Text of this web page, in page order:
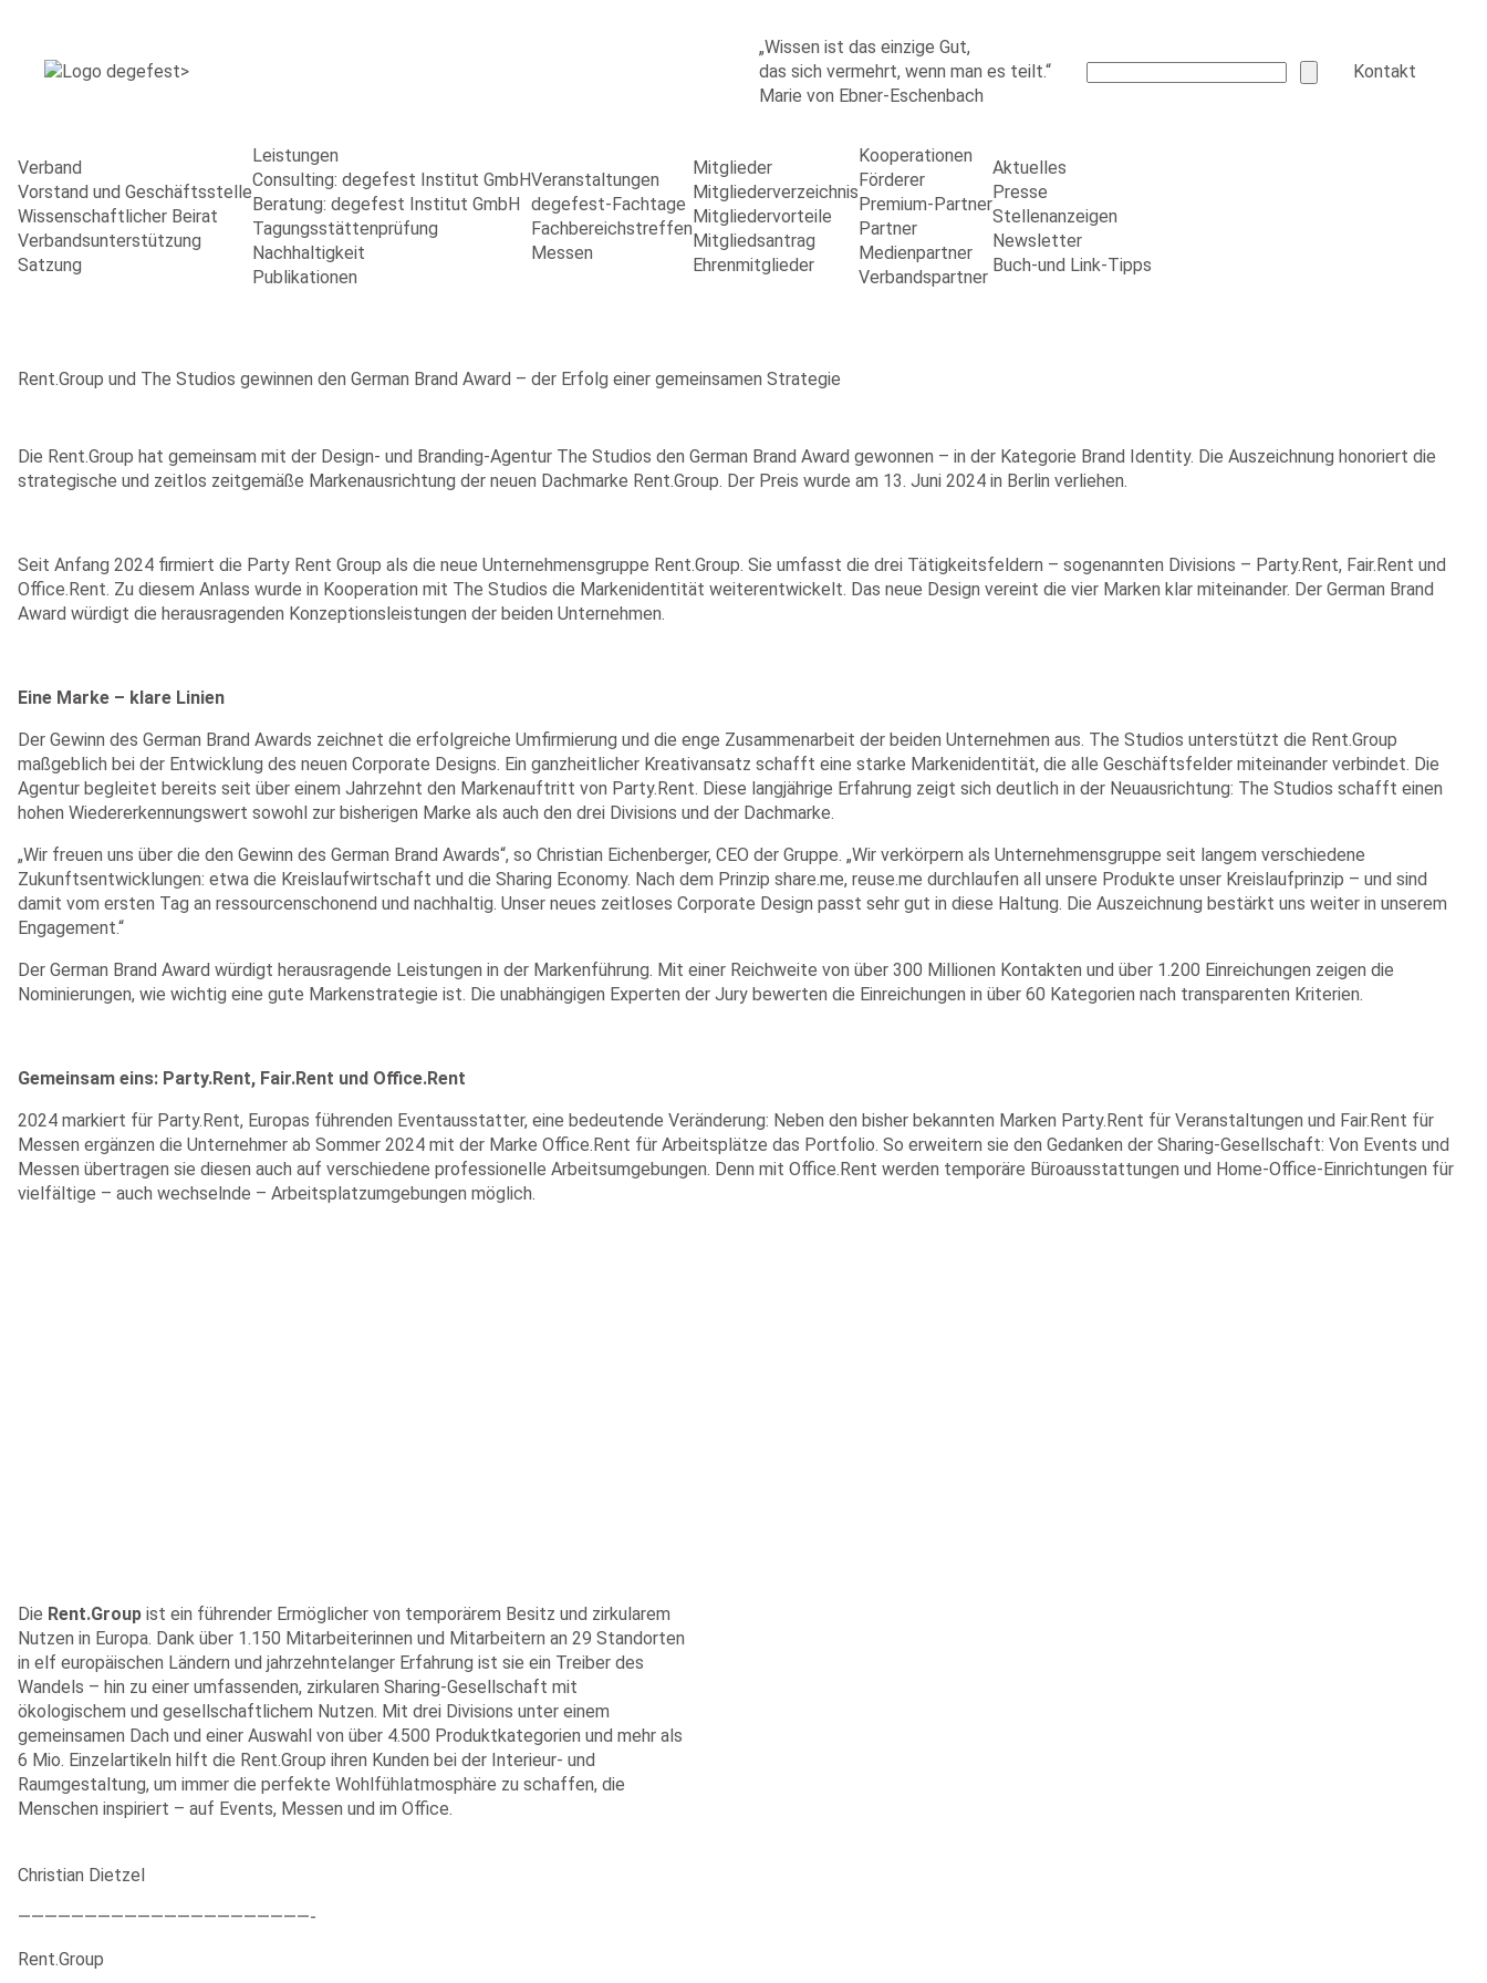
„Wissen ist das einzige Gut,
das sich vermehrt, wenn man es teilt.“
Marie von Ebner-Eschenbach
Kontakt
Verband
Vorstand und Geschäftsstelle
Wissenschaftlicher Beirat
Verbandsunterstützung
Satzung
Leistungen
Consulting: degefest Institut GmbH
Beratung: degefest Institut GmbH
Tagungsstättenprüfung
Nachhaltigkeit
Publikationen
Veranstaltungen
degefest-Fachtage
Fachbereichstreffen
Messen
Mitglieder
Mitgliederverzeichnis
Mitgliedervorteile
Mitgliedsantrag
Ehrenmitglieder
Kooperationen
Förderer
Premium-Partner
Partner
Medienpartner
Verbandspartner
Aktuelles
Presse
Stellenanzeigen
Newsletter
Buch-und Link-Tipps
Rent.Group und The Studios gewinnen den German Brand Award – der Erfolg einer gemeinsamen Strategie
Die Rent.Group hat gemeinsam mit der Design- und Branding-Agentur The Studios den German Brand Award gewonnen – in der Kategorie Brand Identity. Die Auszeichnung honoriert die
strategische und zeitlos zeitgemäße Markenausrichtung der neuen Dachmarke Rent.Group. Der Preis wurde am 13. Juni 2024 in Berlin verliehen.
Seit Anfang 2024 firmiert die Party Rent Group als die neue Unternehmensgruppe Rent.Group. Sie umfasst die drei Tätigkeitsfeldern – sogenannten Divisions – Party.Rent, Fair.Rent und
Office.Rent. Zu diesem Anlass wurde in Kooperation mit The Studios die Markenidentität weiterentwickelt. Das neue Design vereint die vier Marken klar miteinander. Der German Brand
Award würdigt die herausragenden Konzeptionsleistungen der beiden Unternehmen.
Eine Marke – klare Linien
Der Gewinn des German Brand Awards zeichnet die erfolgreiche Umfirmierung und die enge Zusammenarbeit der beiden Unternehmen aus. The Studios unterstützt die Rent.Group
maßgeblich bei der Entwicklung des neuen Corporate Designs. Ein ganzheitlicher Kreativansatz schafft eine starke Markenidentität, die alle Geschäftsfelder miteinander verbindet. Die
Agentur begleitet bereits seit über einem Jahrzehnt den Markenauftritt von Party.Rent. Diese langjährige Erfahrung zeigt sich deutlich in der Neuausrichtung: The Studios schafft einen
hohen Wiedererkennungswert sowohl zur bisherigen Marke als auch den drei Divisions und der Dachmarke.
„Wir freuen uns über die den Gewinn des German Brand Awards“, so Christian Eichenberger, CEO der Gruppe. „Wir verkörpern als Unternehmensgruppe seit langem verschiedene
Zukunftsentwicklungen: etwa die Kreislaufwirtschaft und die Sharing Economy. Nach dem Prinzip share.me, reuse.me durchlaufen all unsere Produkte unser Kreislaufprinzip – und sind
damit vom ersten Tag an ressourcenschonend und nachhaltig. Unser neues zeitloses Corporate Design passt sehr gut in diese Haltung. Die Auszeichnung bestärkt uns weiter in unserem
Engagement.“
Der German Brand Award würdigt herausragende Leistungen in der Markenführung. Mit einer Reichweite von über 300 Millionen Kontakten und über 1.200 Einreichungen zeigen die
Nominierungen, wie wichtig eine gute Markenstrategie ist. Die unabhängigen Experten der Jury bewerten die Einreichungen in über 60 Kategorien nach transparenten Kriterien.
Gemeinsam eins: Party.Rent, Fair.Rent und Office.Rent
2024 markiert für Party.Rent, Europas führenden Eventausstatter, eine bedeutende Veränderung: Neben den bisher bekannten Marken Party.Rent für Veranstaltungen und Fair.Rent für
Messen ergänzen die Unternehmer ab Sommer 2024 mit der Marke Office.Rent für Arbeitsplätze das Portfolio. So erweitern sie den Gedanken der Sharing-Gesellschaft: Von Events und
Messen übertragen sie diesen auch auf verschiedene professionelle Arbeitsumgebungen. Denn mit Office.Rent werden temporäre Büroausstattungen und Home-Office-Einrichtungen für
vielfältige – auch wechselnde – Arbeitsplatzumgebungen möglich.
Die Rent.Group ist ein führender Ermöglicher von temporärem Besitz und zirkularem
Nutzen in Europa. Dank über 1.150 Mitarbeiterinnen und Mitarbeitern an 29 Standorten
in elf europäischen Ländern und jahrzehntelanger Erfahrung ist sie ein Treiber des
Wandels – hin zu einer umfassenden, zirkularen Sharing-Gesellschaft mit
ökologischem und gesellschaftlichem Nutzen. Mit drei Divisions unter einem
gemeinsamen Dach und einer Auswahl von über 4.500 Produktkategorien und mehr als
6 Mio. Einzelartikeln hilft die Rent.Group ihren Kunden bei der Interieur- und
Raumgestaltung, um immer die perfekte Wohlfühlatmosphäre zu schaffen, die
Menschen inspiriert – auf Events, Messen und im Office.
Christian Dietzel
——————————————————————-
Rent.Group